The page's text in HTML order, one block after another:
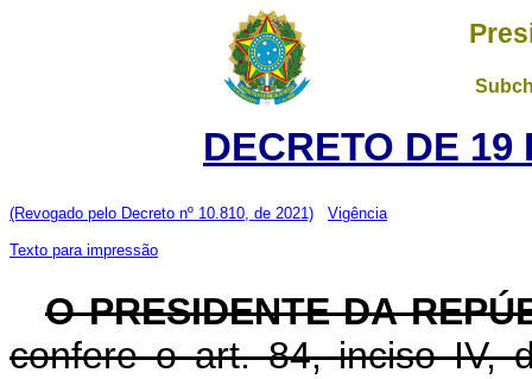
DECRETO DE 19
(Revogado pelo Decreto nº 10.810, de 2021) Vigência
Texto para impressão
O PRESIDENTE DA
confere o art. 84, inciso IV,